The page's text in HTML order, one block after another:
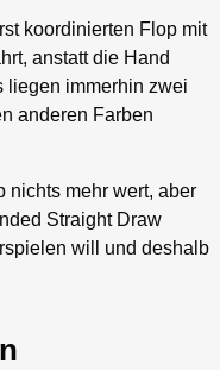
koordinierten Flop mit
anstatt die Hand
liegen immerhin zwei
anderen Farben
nichts mehr wert, aber
Straight Draw
will und deshalb